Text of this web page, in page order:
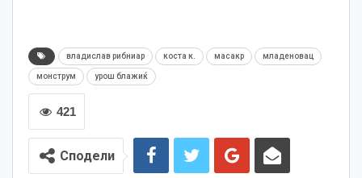
владислав рибниар коста к. масакр младеновац
монструм урош блажиќ
421
Сподели